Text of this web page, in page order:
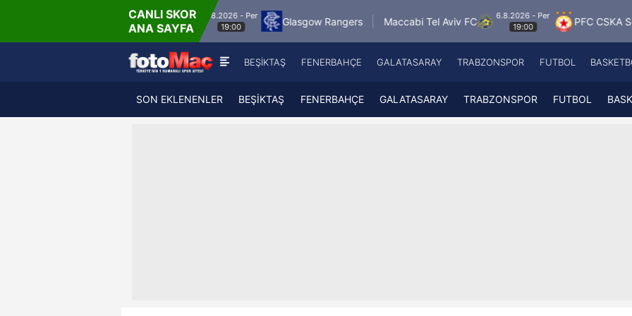
CANLI SKOR
ANA SAYFA
6.8.2026 - Per
19:00
Glasgow Rangers Maccabi Tel Aviv FC
6.8.2026 - Per
19:00
PFC CSKA Sofia FK
Fenerbahçe
Galatasaray
A
BEŞİKTAŞ FENERBAHÇE GALATASARAY TRABZONSPOR FUTBOL
SON EKLENENLER BEŞİKTAŞ FENERBAHÇE GALATASARAY TRABZONSPOR FUTBOL